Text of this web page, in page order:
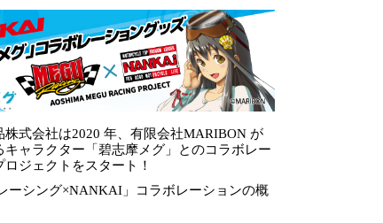
株式会社は2020 年、有限会社MARIBON が
キャラクター「碧志摩メグ」とのコラボレー
ロジェクトをスタート！
ーシング×NANKAI」コラボレーションの概